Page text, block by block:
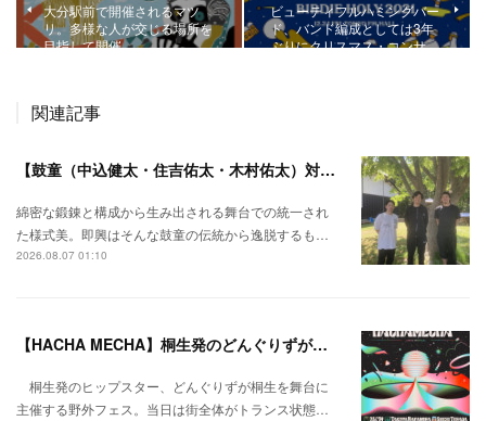
大分駅前で開催されるマツ
リ。多様な人が交じる場所を
目指して開催。
ビューティフルハミングバー
ド、バンド編成としては3年
ぶりにクリスマス・コンサ…
関連記事
【鼓童（中込健太・住吉佑太・木村佑太）対談】即興で得られる新たな感覚。
綿密な鍛錬と構成から生み出される舞台での統一され
た様式美。即興はそんな鼓童の伝統から逸脱するも…
2026.08.07 01:10
【HACHA MECHA】桐生発のどんぐりずが桐生をハチャメチャに彩る。
桐生発のヒップスター、どんぐりずが桐生を舞台に
主催する野外フェス。当日は街全体がトランス状態…